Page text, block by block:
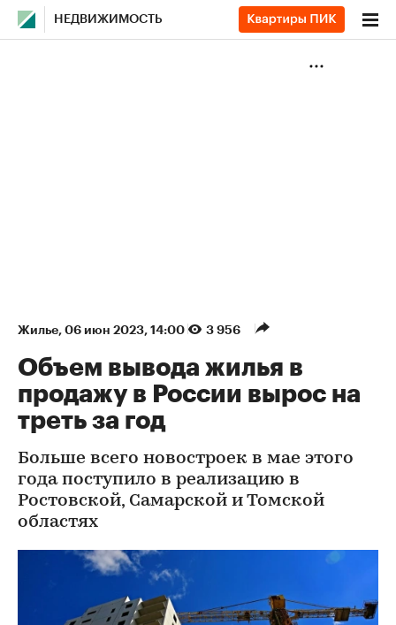
НЕДВИЖИМОСТЬ
Жилье⁠, 06 июн 2023, 14:00 3 956
Объем вывода жилья в
продажу в России вырос на
треть за год
Больше всего новостроек в мае этого
года поступило в реализацию в
Ростовской, Самарской и Томской
областях